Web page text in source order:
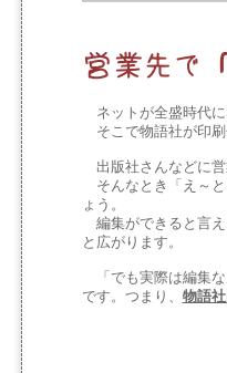
ネットが全盛時代に
そこで物語社が印刷
出版社さんなどに営
そんなとき「え～
ょう。
編集ができると言え
と広がります。
「でも実際は編集な
です。つまり、 物語